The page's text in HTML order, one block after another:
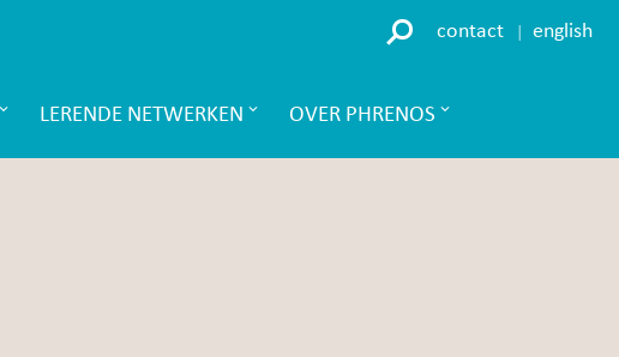
contact english
LERENDE NETWERKEN OVER PHRENOS